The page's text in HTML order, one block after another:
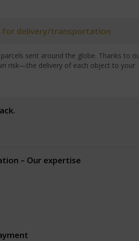
for delivery/transportation
sent around the globe. Thanks to
risk—the delivery of each object to your
– Our expertise